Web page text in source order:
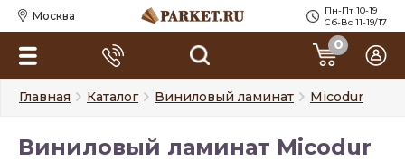
Москва
Пн-Пт 10-19
Сб-Вс 11-19/17
0
Главная Каталог Виниловый ламинат Micodur
Виниловый ламинат Micodur